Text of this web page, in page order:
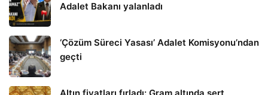
Adalet Bakanı yalanladı
‘Çözüm Süreci Yasası’ Adalet Komisyonu’ndan
geçti